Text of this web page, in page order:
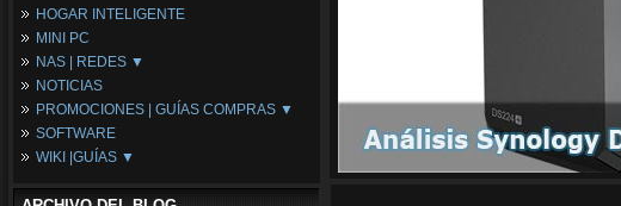
Fuentes de Alimentación
Memória RAM
Placas Base
Procesadores
Periféricos
Refrigeración
Tarjetas Gráficas
HOGAR INTELIGENTE
MINI PC
NAS | REDES ▼
NAS
Espacio Synology
Redes
NOTICIAS
PROMOCIONES | GUÍAS COMPRAS ▼
Configuraciones Ordenadores
Guías de Compras
SOFTWARE
WIKI |GUÍAS ▼